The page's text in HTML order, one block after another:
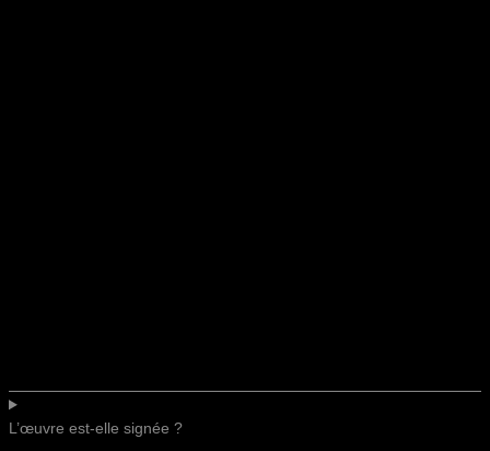
L’œuvre est-elle signée ?